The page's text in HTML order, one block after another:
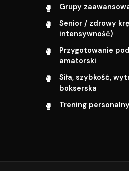
Grupy
Senior / zdrowy
intensywność)
Przygotowanie
amatorski
Siła, szybkość,
bokserska
Trening personalny